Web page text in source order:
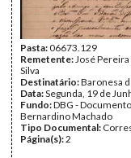
Pasta:06673.129
Remetente:José
Silva
Destinatário:Baronesa
Data:Segunda, 19 de
Fundo:DBG -
Bernardino Machado
Tipo Documental:
Página(s):2